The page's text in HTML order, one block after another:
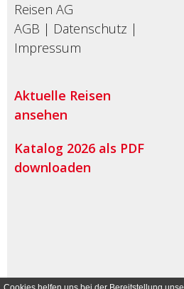
Reisen AG
AGB | Datenschutz |
Impressum
Aktuelle Reisen
ansehen
Katalog 2026 als PDF
downloaden